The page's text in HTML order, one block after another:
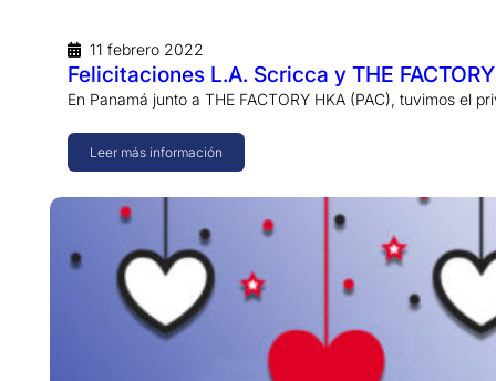
11 febrero 2022
Felicitaciones L.A. Scricca y THE
En Panamá junto a THE FACTORY HKA (PAC), tuvimos el
Leer más información